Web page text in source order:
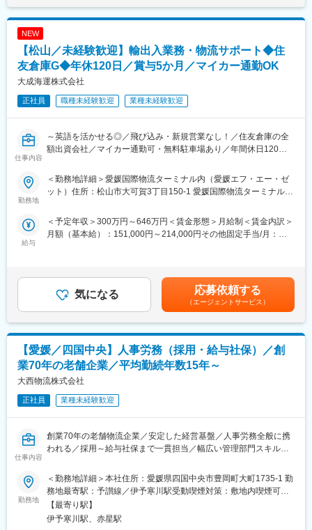
安定した職場環境で、中長期的にキャリアを築きたい方にぴった
りのポジションです。
当社は鶴丸海運グループの一員として2021年に設立されました。
チームワークを大切にしつつ、各メンバーが協力し合っていま
す。
■働き方：
業務に慣れて頂くまでは、日勤中心でご就業頂く予定です。
■キャリアパス：
広がります。
鶴丸海運グループ内での異動や昇進の機会もあり、グループ全体
でのキャリアアップが目指せます。
プの一員として設立されました。
グループ全体で国内外に広がる物流ネットワークを持ち、安定し
た事業基盤を築いています。
け、堅実な成長を続けています。
円賃金はあくまでも目安の金額であり、選考を通じて上下する可
能性があります。月給(月額)は固定手当を含めた表記です。
NEW
【松山／未経験歓迎】輸出入業務・物流サポート◆住
友倉庫G◆年休120日／賞与5か月／マイカー通勤OK
大成海運株式会社
正社員 職種未経験歓迎 業種未経験歓迎
仕事内容
～英語を活かせる◎／飛び込み・新規営業なし！／住友倉庫の全
額出資会社／マイカー通勤可・無料駐車場あり／年間休日120日
■仕事内容：
■具体的には：
・請求や見積、書類作成など事務作業
・倉庫の管理業務（入力作業など）
・お客様の電話対応など
◎担当企業：平均4～5社程度（個人差あり）商社を介することも
あれば、直接企業様とやり取りすることもございます。
■組織構成：
営業課6名＜男性3名（部長、課長、課長代理1名ずつ／女性3名
（一般職・事務）＞
OJTにてサポート業務から、まずは仕事の流れ（輸出入など）を
理解いただき、少しずつ業務に慣れていただきます。
■働き方：
・基本的には定時退社です。状況によりますが、時間外は多い時
で40時間程度となります。
勤務地
＜勤務地詳細＞愛媛国際物流ターミナル内（愛媛エフ・エー・ゼ
ット）住所：松山市大可賀3丁目150-1 愛媛国際物流ターミナル内
範囲：会社の定める事業所
給与
＜予定年収＞300万円～646万円＜賃金形態＞月給制＜賃金内訳＞
月額（基本給）：151,000円～214,000円その他固定手当/月：
収：・330万／27歳・380万／30歳・490万／35歳賃金はあくま
でも目安の金額であり、選考を通じて上下する可能性がありま
す。月給(月額)は固定手当を含めた表記です。
気になる 応募依頼する
（エージェントサービス）
【愛媛／四国中央】人事労務（採用・給与社保）／創
業70年の老舗企業／平均勤続年数15年～
大西物流株式会社
正社員 業種未経験歓迎
仕事内容
創業70年の老舗物流企業／安定した経営基盤／人事労務全般に携
われる／採用～給与社保まで一貫担当／幅広い管理部門スキル習
実／定年後再雇用あり
■業務内容：
創業70年を超える物流会社である同社の人事労務業務全般をお任
せします。
勤務地
＜勤務地詳細＞本社住所：愛媛県四国中央市豊岡町大町1735-1 勤
務地最寄駅：予讃線／伊予寒川駅受動喫煙対策：敷地内喫煙可能
場所あり変更の範囲：会社の定める事業所
【最寄り駅】
伊予寒川駅、赤星駅